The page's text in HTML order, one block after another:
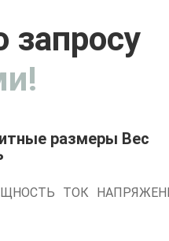
запросу
размеры Вес
ТОК